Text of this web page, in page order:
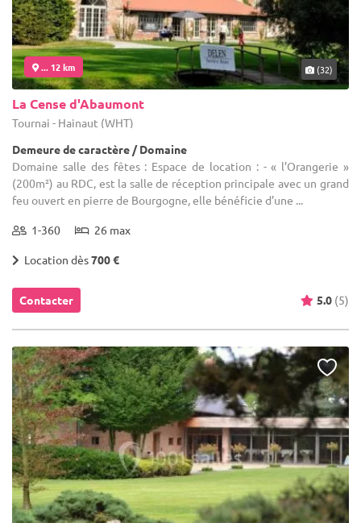
... 12 km (32)
La Cense d'Abaumont
Tournai - Hainaut (WHT)
Demeure de caractère / Domaine
Domaine salle des fêtes : Espace de location : - « l’Orangerie »
(200m²) au RDC, est la salle de réception principale avec un grand
feu ouvert en pierre de Bourgogne, elle bénéficie d’une ...
1-360 26 max
Location dès700 €
Contacter 5.0 (5)